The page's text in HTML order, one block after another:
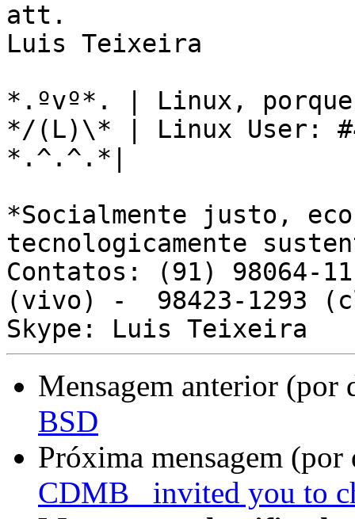
att.
Luis Teixeira
*.ºvº*. | Linux,
*/(L)\* | Linux User:
*.^.^.*|
*Socialmente justo,
tecnologicamente
Contatos: (91) 98064-
(vivo) -  98423-1293
Mensagem anterior (por
BSD
Próxima mensagem
CDMB_ invited you to